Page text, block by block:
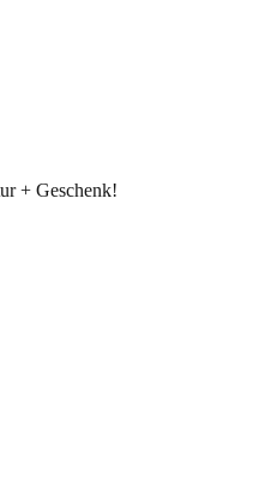
+ Geschenk!